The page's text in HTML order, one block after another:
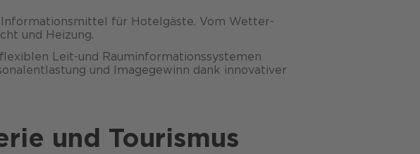
für Hotel­gäste. Vom Wetter­
und Heizung.
Leit-und Raum­informations­systemen
und Image­gewinn dank innovativer
und Tourismus